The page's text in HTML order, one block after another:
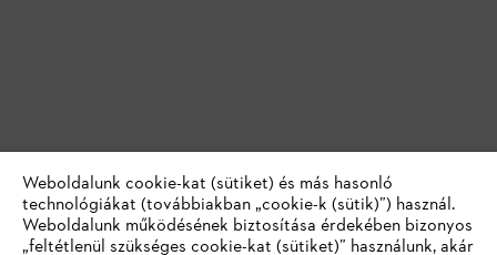
Weboldalunk cookie-kat (sütiket) és más hasonló
technológiákat (továbbiakban „cookie-k (sütik)”) használ.
Weboldalunk működésének biztosítása érdekében bizonyos
„feltétlenül szükséges cookie-kat (sütiket)” használunk, akár